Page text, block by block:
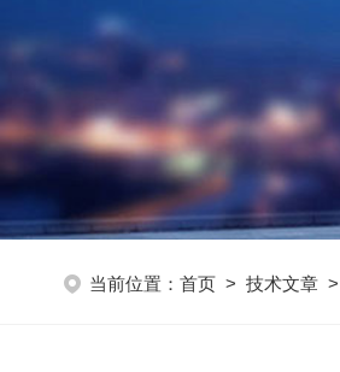
当前位置： 首页 > 技术文章 >